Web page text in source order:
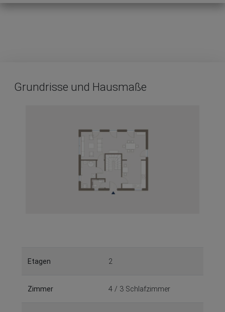
Grundrisse und Hausmaße
Etagen 2
Zimmer 4 / 3 Schlafzimmer